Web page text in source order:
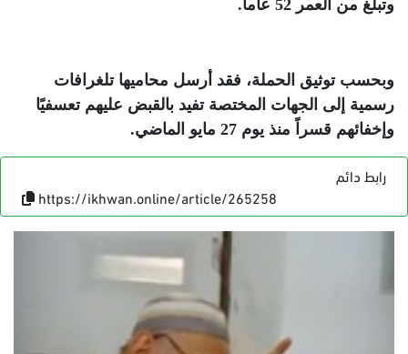
وتبلغ من العمر 52 عاما
.
وبحسب توثيق الحملة، فقد أرسل محاميها تلغرافات
رسمية إلى الجهات المختصة تفيد بالقبض عليهم تعسفيًا
وإخفائهم قسراً منذ يوم 27 مايو الماضي
.
رابط دائم
https://ikhwan.online/article/265258